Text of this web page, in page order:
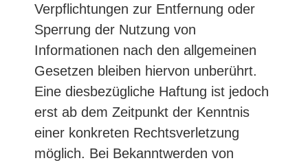
Verpflichtungen zur Entfernung oder
Sperrung der Nutzung von
Informationen nach den allgemeinen
Gesetzen bleiben hiervon unberührt.
Eine diesbezügliche Haftung ist jedoch
erst ab dem Zeitpunkt der Kenntnis
einer konkreten Rechtsverletzung
möglich. Bei Bekanntwerden von